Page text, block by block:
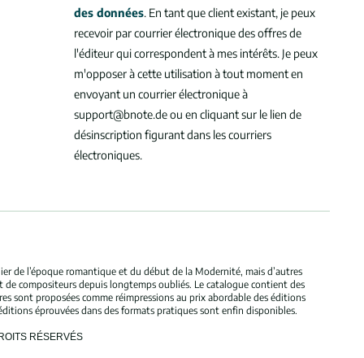
des données. En tant que client existant, je peux
recevoir par courrier électronique des offres de
l'éditeur qui correspondent à mes intérêts. Je peux
m'opposer à cette utilisation à tout moment en
envoyant un courrier électronique à
support@bnote.de ou en cliquant sur le lien de
désinscription figurant dans les courriers
électroniques.
de l’époque romantique et du début de la Modernité, mais d’autres
de compositeurs depuis longtemps oubliés. Le catalogue contient des
sont proposées comme réimpressions au prix abordable des éditions
éprouvées dans des formats pratiques sont enfin disponibles.
RÉSERVÉS